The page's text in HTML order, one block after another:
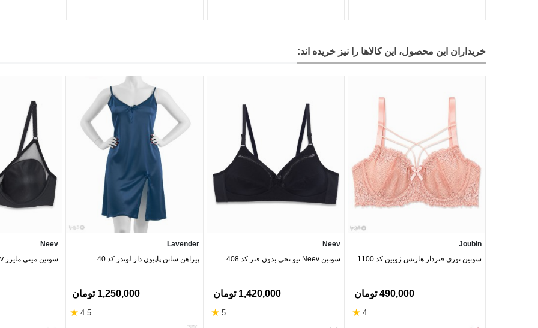
خریداران این محصول، این کالاها را نیز خریده اند:
Joubin
سوتین توری فنردار هارنس ژوبین کد 1100
490,000 تومان
4
★
Neev
سوتین Neev نیو نخی بدون فنر کد 408
1,420,000 تومان
5
★
Lavender
پیراهن ساتن پاپیون دار لوندر کد 40
1,250,000 تومان
4.5
★
Neev
سوتین مینی مایزر Neev نیو پرلون کد 2520